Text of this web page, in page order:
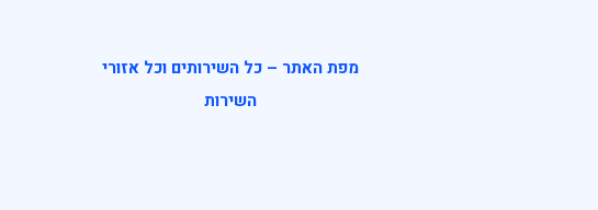
מפת האתר – כל השירותים וכל אזורי
השירות